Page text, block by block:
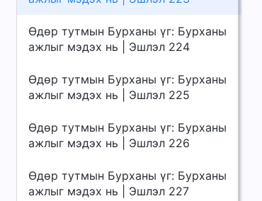
Өдөр тутмын Бурханы үг: Бурханы
ажлыг мэдэх нь | Эшлэл 224
Өдөр тутмын Бурханы үг: Бурханы
ажлыг мэдэх нь | Эшлэл 225
Өдөр тутмын Бурханы үг: Бурханы
ажлыг мэдэх нь | Эшлэл 226
Өдөр тутмын Бурханы үг: Бурханы
ажлыг мэдэх нь | Эшлэл 227